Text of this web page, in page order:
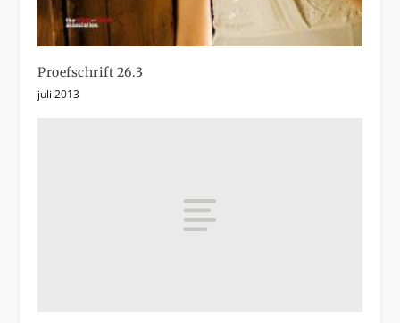
Proefschrift 26.3
juli 2013